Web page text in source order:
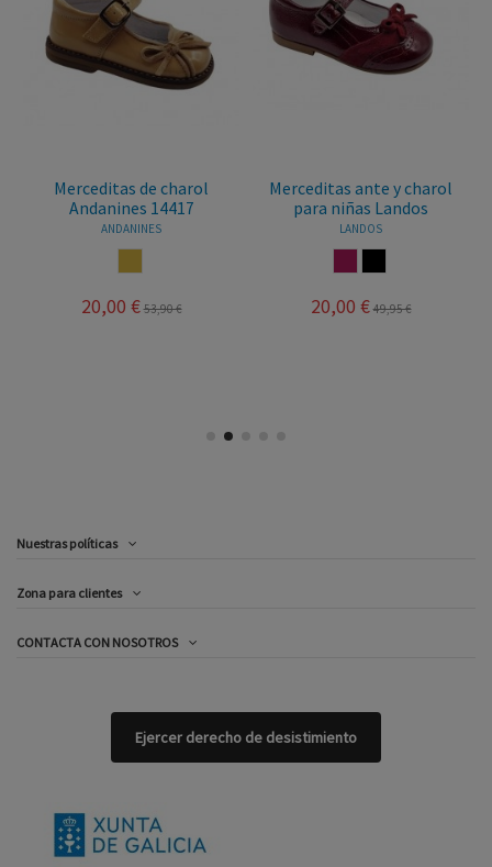
Merceditas de charol
Andanines 14417
ANDANINES
20,00 € 53,90 €
Merceditas ante y charol
para niñas Landos
LANDOS
20,00 € 49,95 €
Nuestras políticas
Zona para clientes
CONTACTA CON NOSOTROS
Ejercer derecho de desistimiento